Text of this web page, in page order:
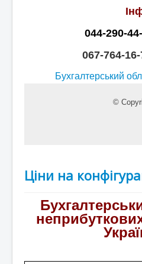
044-290-
067-764-
Бухгалтерський
©
Ціни на